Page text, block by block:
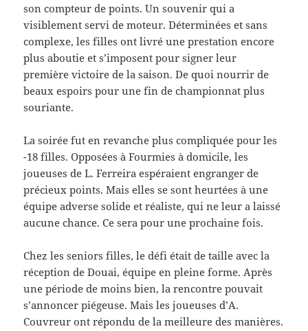
son compteur de points. Un souvenir qui a
visiblement servi de moteur. Déterminées et sans
complexe, les filles ont livré une prestation encore
plus aboutie et s’imposent pour signer leur
première victoire de la saison. De quoi nourrir de
beaux espoirs pour une fin de championnat plus
souriante.
La soirée fut en revanche plus compliquée pour les
-18 filles. Opposées à Fourmies à domicile, les
joueuses de L. Ferreira espéraient engranger de
précieux points. Mais elles se sont heurtées à une
équipe adverse solide et réaliste, qui ne leur a laissé
aucune chance. Ce sera pour une prochaine fois.
Chez les seniors filles, le défi était de taille avec la
réception de Douai, équipe en pleine forme. Après
une période de moins bien, la rencontre pouvait
s’annoncer piégeuse. Mais les joueuses d’A.
Couvreur ont répondu de la meilleure des manières.